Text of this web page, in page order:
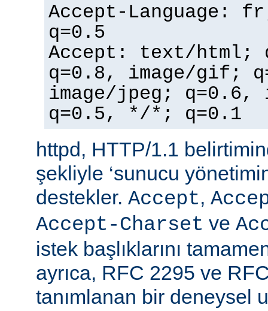
Accept-Language:
q=0.5
Accept: text/html;
q=0.8, image/gif;
image/jpeg; q=0.6,
q=0.5, */*; q=0.1
httpd, HTTP/1.1
şekliyle ‘sunucu
destekler. Accept,
Accept-Charset ve
istek başlıklarını
ayrıca, RFC 2295 ve
tanımlanan bir deneysel